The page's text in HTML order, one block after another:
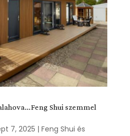
Shui szemmel
7, 2025 | Feng Shui és